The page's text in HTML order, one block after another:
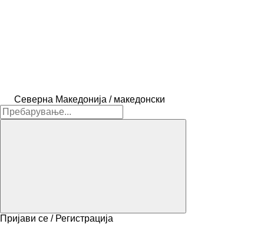
Северна Македонија / македонски
Пријави се / Регистрација